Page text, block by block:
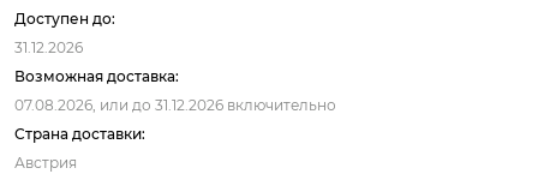
Доступен до:
31.12.2026
Возможная доставка:
07.08.2026, или до 31.12.2026 включительно
Страна доставки:
Австрия